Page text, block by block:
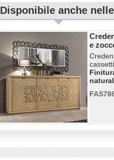
Disponibile anche
e